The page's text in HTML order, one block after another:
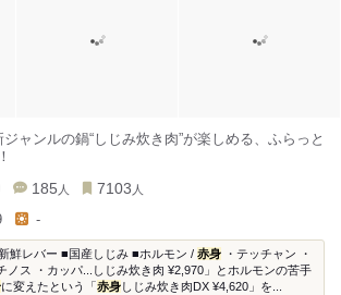
ジャンルの鍋“しじみ炊き肉”が楽しめる、ふらっと
185 人 7103 人
-
鮮レバー ■国産しじみ ■ホルモン / 赤身 ・テッチャン ・
ノス ・カッパ...しじみ炊き肉 ¥2,970」とホルモンの苦手
に変えたという「 赤身しじみ炊き肉DX ¥4,620」を...